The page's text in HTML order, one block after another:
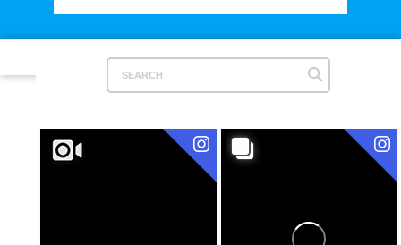
Plan du site|Mentions légales|Espace Presse